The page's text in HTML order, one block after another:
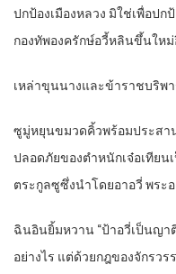
ปกป้อง​เมืองหลวง​ มิใช่เพื่อ​ป
กองทัพ​องครักษ์​อวี้​หลิน​ขึ้น​ใหม่​
เหล่า​ขุนนาง​และ​ข้าราชบริพ
ซูมู่หยุ​นข​มวด​คิ้ว​พร้อม​ประสา
ปลอดภัย​ของ​ตำหนัก​เจ๋อ​เทีย
ตระกูล​ซูซึ่งนำ​โดย​อา​อวี่​ พระ
ฉิน​อิน​ยิ้ม​หวาน​ “ป้า​อวี่​เป็น​ญา
อย่างไร​ แต่​ด้วย​กฎ​ของ​จักรว